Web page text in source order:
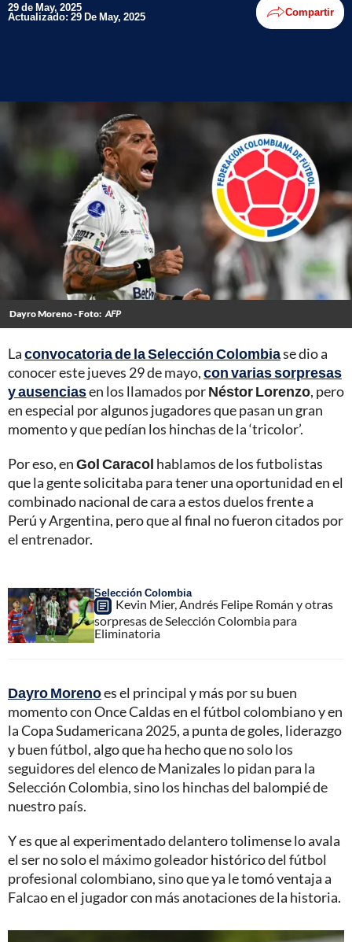
29 de May, 2025
Actualizado: 29 De May, 2025 Compartir
Dayro Moreno - Foto: AFP
Laconvocatoria de la Selección Colombiase dio a
conocer este jueves 29 de mayo,con varias sorpresas
y ausenciasen los llamados porNéstor Lorenzo, pero
en especial por algunos jugadores que pasan un gran
momento y que pedían los hinchas de la ‘tricolor’.
Por eso, enGol Caracol hablamos de los futbolistas
que la gente solicitaba para tener una oportunidad en el
combinado nacional de cara a estos duelos frente a
Perú y Argentina, pero que al final no fueron citados por
el entrenador.
Selección Colombia
Kevin Mier, Andrés Felipe Román y otras
sorpresas de Selección Colombia para
Eliminatoria
Dayro Morenoes el principal y más por su buen
momento con Once Caldas en el fútbol colombiano y en
la Copa Sudamericana 2025, a punta de goles, liderazgo
y buen fútbol, algo que ha hecho que no solo los
seguidores del elenco de Manizales lo pidan para la
Selección Colombia, sino los hinchas del balompié de
nuestro país.
Y es que al experimentado delantero tolimense lo avala
el ser no solo el máximo goleador histórico del fútbol
profesional colombiano, sino que ya le tomó ventaja a
Falcao en el jugador con más anotaciones de la historia.